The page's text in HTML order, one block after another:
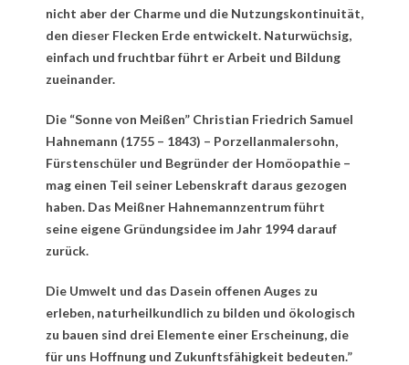
nicht aber der Charme und die Nutzungskontinuität,
den dieser Flecken Erde entwickelt. Naturwüchsig,
einfach und fruchtbar führt er Arbeit und Bildung
zueinander.
Die “Sonne von Meißen” Christian Friedrich Samuel
Hahnemann (1755 – 1843) – Porzellanmalersohn,
Fürstenschüler und Begründer der Homöopathie –
mag einen Teil seiner Lebenskraft daraus gezogen
haben. Das Meißner Hahnemannzentrum führt
seine eigene Gründungsidee im Jahr 1994 darauf
zurück.
Die Umwelt und das Dasein offenen Auges zu
erleben, naturheilkundlich zu bilden und ökologisch
zu bauen sind drei Elemente einer Erscheinung, die
für uns Hoffnung und Zukunftsfähigkeit bedeuten.”